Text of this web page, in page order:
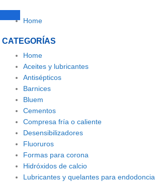
Home
CATEGORÍAS
Home
Aceites y lubricantes
Antisépticos
Barnices
Bluem
Cementos
Compresa fría o caliente
Desensibilizadores
Fluoruros
Formas para corona
Hidróxidos de calcio
Lubricantes y quelantes para endodoncia